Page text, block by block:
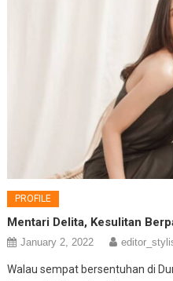
PROFILE
Mentari Delita, Kesulitan
January 2, 2022
Walau sempat bersentuhan di